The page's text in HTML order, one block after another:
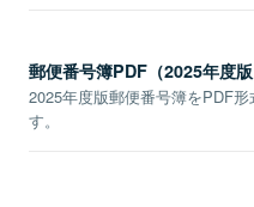
郵便番号簿PDF（2025年度版
2025年度版郵便番号簿をPDF
す。